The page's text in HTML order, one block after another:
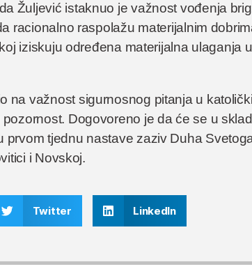
Žuljević istaknuo je važnost vođenja
racionalno raspolažu materijalnim
iziskuju određena materijalna ulaganja u
na važnost sigurnosnog pitanja u
Dogovoreno je da će se u
prvom tjednu nastave zaziv Duha
i Novskoj.
Twitter LinkedIn